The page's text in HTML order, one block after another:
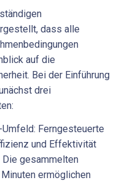
dass alle
auf die
Bei der Einführung
drei
Ferngesteuerte
und Effektivität
Die gesammelten
ermöglichen